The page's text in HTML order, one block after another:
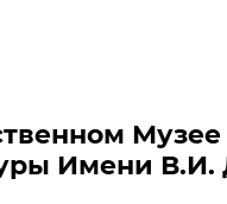
Имени В.И.